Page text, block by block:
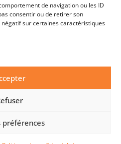
de navigation ou les ID
consentir ou de retirer son
sur certaines caractéristiques
préférences